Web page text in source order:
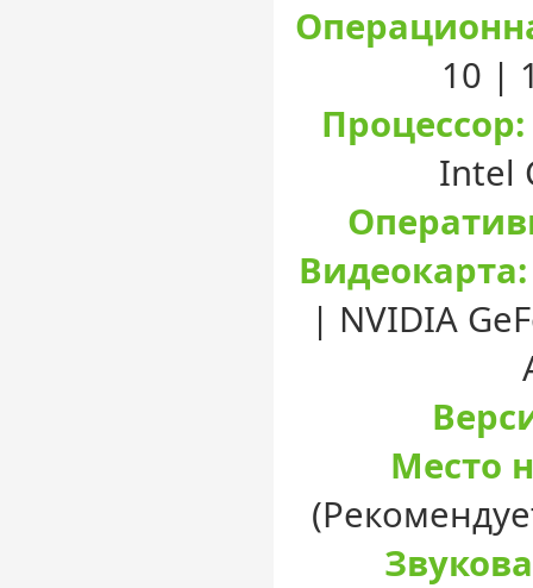
10 |
Процессор:
Intel
Видеокарта:
| NVIDIA
Место